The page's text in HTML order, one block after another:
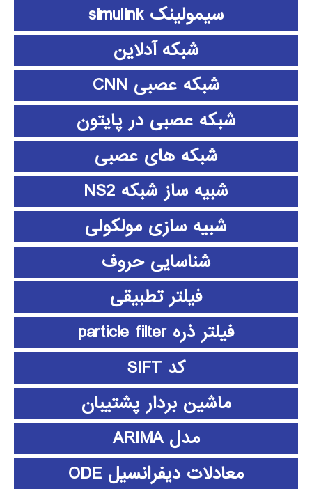
سیمولینک simulink
شبکه آدلاین
شبکه عصبی CNN
شبکه عصبی در پایتون
شبکه های عصبی
شبیه ساز شبکه NS2
شبیه سازی مولکولی
شناسایی حروف
فیلتر تطبیقی
فیلتر ذره particle filter
کد SIFT
ماشین بردار پشتیبان
مدل ARIMA
معادلات دیفرانسیل ODE